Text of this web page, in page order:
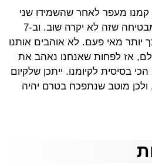
כ-80 שנים קמנו מעפר לאחר שהשמידו שני
שליש מהעם שלנו, אינה מבטיחה שזה לא יקרה שוב. וב-7
יותר מאי פעם. לא אוהבים אותנו
אז לפחות שאנחנו נאהב את
בסיסית לקיומנו. ייתכן שלקיום
ולכן מוטב שנתפכח בטרם יהיה